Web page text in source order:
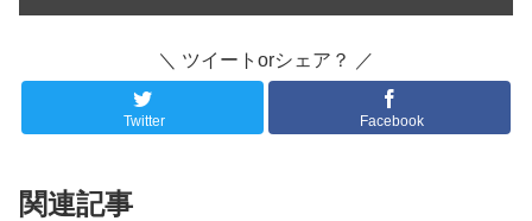
＼ ツイートorシェア？ ／
Twitter Facebook
関連記事